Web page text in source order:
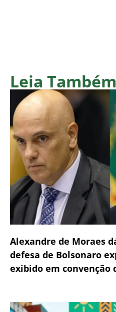
Leia Também
Alexandre de Moraes
defesa de Bolsonaro
exibido em convenção